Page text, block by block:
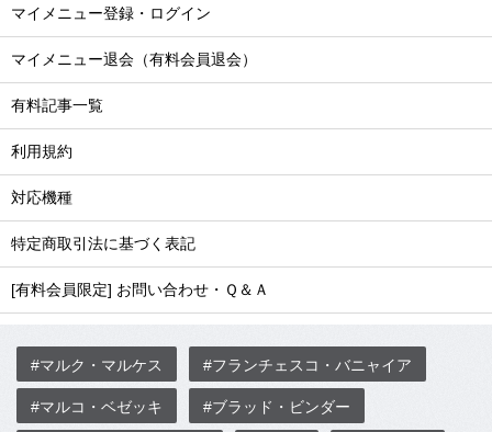
マイメニュー登録・ログイン
マイメニュー退会（有料会員退会）
有料記事一覧
利用規約
対応機種
特定商取引法に基づく表記
[有料会員限定] お問い合わせ・Ｑ＆Ａ
#マルク・マルケス #フランチェスコ・バニャイア
#マルコ・ベゼッキ #ブラッド・ビンダー